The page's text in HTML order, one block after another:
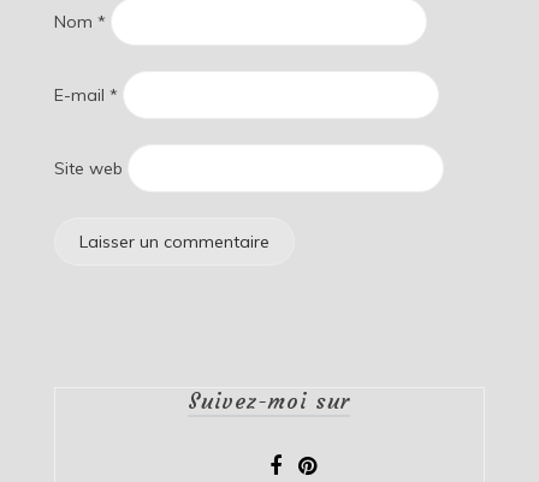
Nom *
E-mail *
Site web
Suivez-moi sur